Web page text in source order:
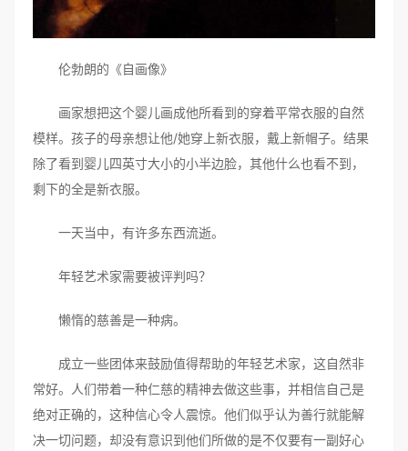
伦勃朗的《自画像》
画家想把这个婴儿画成他所看到的穿着平常衣服的自然
模样。孩子的母亲想让他/她穿上新衣服，戴上新帽子。结果
除了看到婴儿四英寸大小的小半边脸，其他什么也看不到，
剩下的全是新衣服。
一天当中，有许多东西流逝。
年轻艺术家需要被评判吗？
懒惰的慈善是一种病。
成立一些团体来鼓励值得帮助的年轻艺术家，这自然非
常好。人们带着一种仁慈的精神去做这些事，并相信自己是
绝对正确的，这种信心令人震惊。他们似乎认为善行就能解
决一切问题，却没有意识到他们所做的是不仅要有一副好心